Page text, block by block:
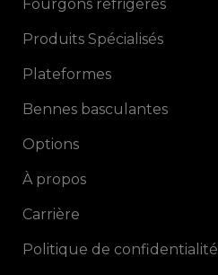
Fourgons réfrigérés
Produits Spécialisés
Plateformes
Bennes basculantes
Options
À propos
Carrière
Politique de confidentialité